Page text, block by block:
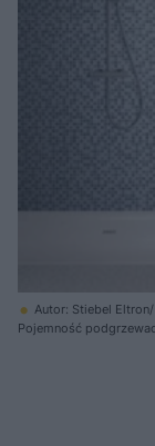
Autor: Stiebel
Pojemność